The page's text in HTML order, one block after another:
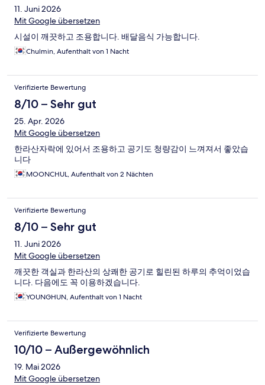
11. Juni 2026
Mit Google übersetzen
시설이 깨끗하고 조용합니다. 배달음식 가능합니다.
Chulmin, Aufenthalt von 1 Nacht
Verifizierte Bewertung
8/10 – Sehr gut
25. Apr. 2026
Mit Google übersetzen
한라산자락에 있어서 조용하고 공기도 청량감이 느껴져서 좋았습
니다
MOONCHUL, Aufenthalt von 2 Nächten
Verifizierte Bewertung
8/10 – Sehr gut
11. Juni 2026
Mit Google übersetzen
깨끗한 객실과 한라산의 상쾌한 공기로 힐린된 하루의 추억이었습
니다. 다음에도 꼭 이용하겠습니다.
YOUNGHUN, Aufenthalt von 1 Nacht
Verifizierte Bewertung
10/10 – Außergewöhnlich
19. Mai 2026
Mit Google übersetzen